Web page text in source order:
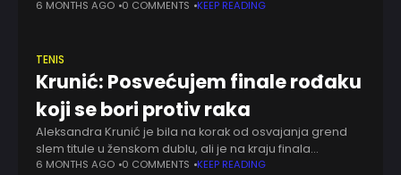
drži Karlos Alkaraz, koji je posle titule u Dohi povećao
6 MONTHS AGO 0 COMMENTS KEEP READING
TENIS
Krunić: Posvećujem finale rođaku
koji se bori protiv raka
Aleksandra Krunić je bila na korak od osvajanja grend
slem titule u ženskom dublu, ali je na kraju finala
Australijan opena poražena od Eliz Mertens i Šuaji Ženg.
6 MONTHS AGO 0 COMMENTS KEEP READING